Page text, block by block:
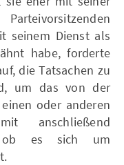
seinem Dienst als
habe, forderte
die Tatsachen zu
um das von der
oder anderen
anschließend
ob es sich um